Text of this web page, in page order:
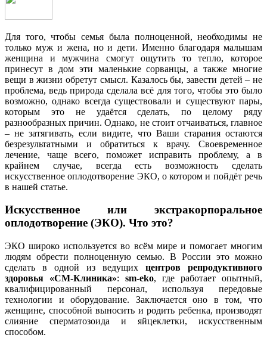
Для того, чтобы семья была полноценной, необходимы не
только муж и жена, но и дети. Именно благодаря малышам
женщина и мужчина смогут ощутить то тепло, которое
принесут в дом эти маленькие сорванцы, а также многие
вещи в жизни обретут смысл. Казалось бы, завести детей – не
проблема, ведь природа сделала всё для того, чтобы это было
возможно, однако всегда существовали и существуют пары,
которым это не удаётся сделать, по целому ряду
разнообразных причин. Однако, не стоит отчаиваться, главное
– не затягивать, если видите, что Ваши старания остаются
безрезультатными и обратиться к врачу. Своевременное
лечение, чаще всего, поможет исправить проблему, а в
крайнем случае, всегда есть возможность сделать
искусственное оплодотворение ЭКО, о котором и пойдёт речь
в нашей статье.
Искусственное или экстракорпоральное
оплодотворение (ЭКО). Что это?
ЭКО широко используется во всём мире и помогает многим
людям обрести полноценную семью. В России это можно
сделать в одной из ведущих центров репродуктивного
здоровья «СМ-Клиника»: sm-eko, где работает опытный,
квалифицированный персонал, используя передовые
технологии и оборудование. Заключается оно в том, что
женщине, способной выносить и родить ребенка, производят
слияние сперматозоида и яйцеклетки, искусственным
способом.